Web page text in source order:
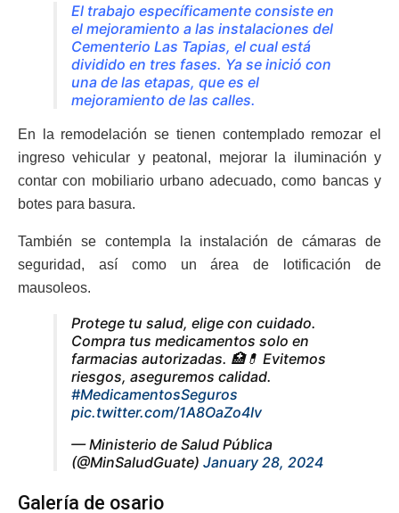
El trabajo específicamente consiste en
el mejoramiento a las instalaciones del
Cementerio Las Tapias, el cual está
dividido en tres fases. Ya se inició con
una de las etapas, que es el
mejoramiento de las calles.
En la remodelación se tienen contemplado remozar el
ingreso vehicular y peatonal, mejorar la iluminación y
contar con mobiliario urbano adecuado, como bancas y
botes para basura.
También se contempla la instalación de cámaras de
seguridad, así como un área de lotificación de
mausoleos.
Protege tu salud, elige con cuidado.
Compra tus medicamentos solo en
farmacias autorizadas. 🏥💊 Evitemos
riesgos, aseguremos calidad.
#MedicamentosSeguros
pic.twitter.com/1A8OaZo4Iv
— Ministerio de Salud Pública
(@MinSaludGuate) January 28, 2024
Galería de osario